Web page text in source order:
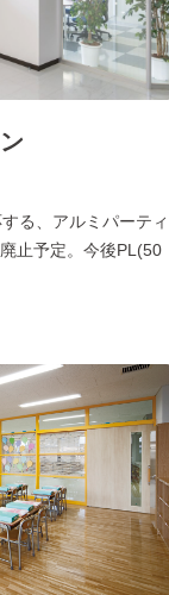
る、アルミパーティ
止予定。今後PL(50